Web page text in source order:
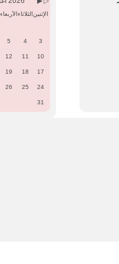
الإثنينالثلاثاءالأربعاء
3
4
5
10
11
12
17
18
19
24
25
26
31